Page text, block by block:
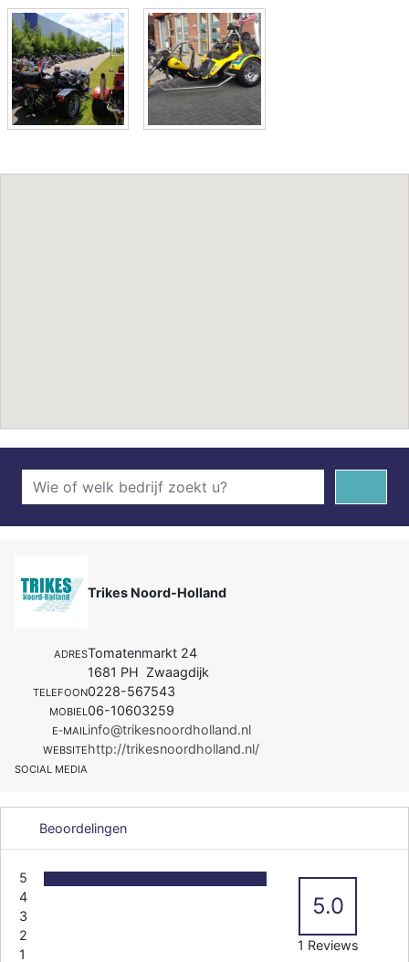
Trikes Noord-Holland
ADRESTomatenmarkt 24
1681 PH Zwaagdijk
TELEFOON0228-567543
MOBIEL06-10603259
E-MAILinfo@trikesnoordholland.nl
WEBSITEhttp://trikesnoordholland.nl/
SOCIAL MEDIA
Beoordelingen
5
4
3
2
1
5.0
1 Reviews